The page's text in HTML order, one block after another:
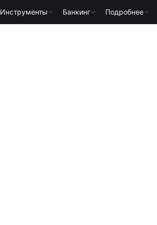
Инструменты Банкинг Подробнее